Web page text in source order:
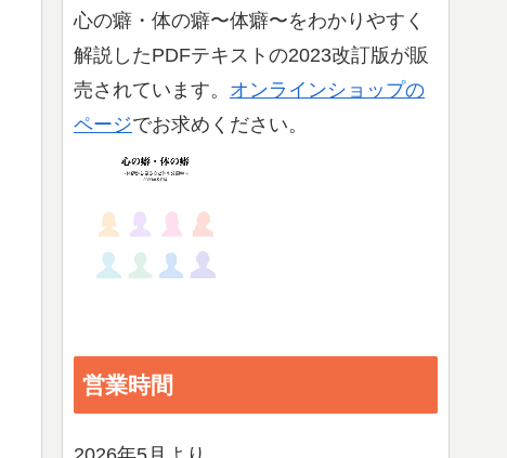
心の癖・体の癖〜体癖〜をわかりやすく
解説したPDFテキストの2023改訂版が販
売されています。 オンラインショップの
ページでお求めください。
営業時間